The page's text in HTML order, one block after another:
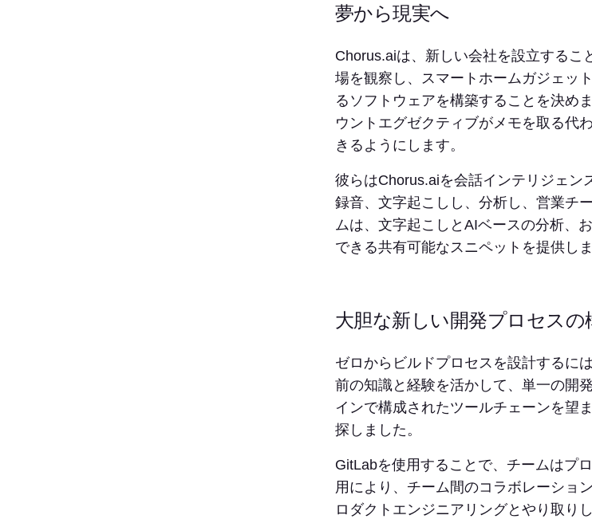
夢から現実へ
Chorus.aiは、新しい会社を設立する
場を観察し、スマートホームガジェッ
るソフトウェアを構築することを決め
ウントエグゼクティブがメモを取る代
きるようにします。
彼らはChorus.aiを会話インテリジェン
録音、文字起こしし、分析し、営業チ
ムは、文字起こしとAIベースの分析、
できる共有可能なスニペットを提供しま
大胆な新しい開発プロセスの
ゼロからビルドプロセスを設計するに
前の知識と経験を活かして、単一の開
インで構成されたツールチェーンを望
探しました。
GitLabを使用することで、チームはプ
用により、チーム間のコラボレーショ
ロダクトエンジニアリングとやり取り